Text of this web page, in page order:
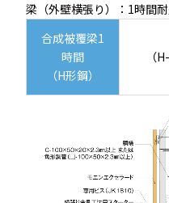
梁（外壁横張り）：1時間
合成被覆梁1
時間
（H形鋼）
（